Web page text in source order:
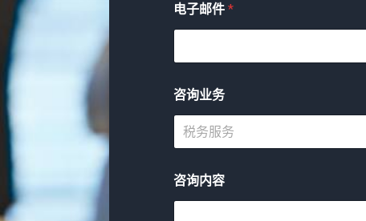
电子邮件 *
咨询业务
税务服务
咨询内容